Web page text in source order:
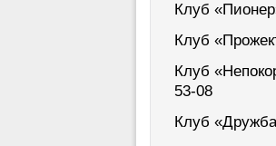
Клуб
Клуб
Клуб
53-08
Клуб